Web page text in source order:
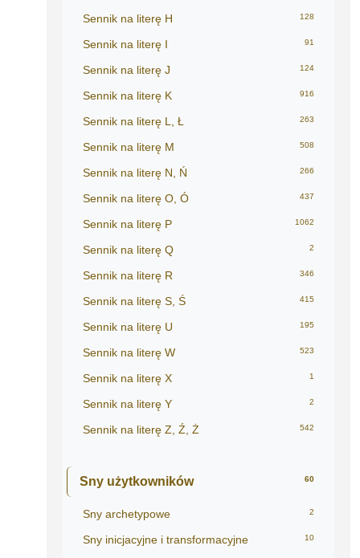
Sennik na literę H 128
Sennik na literę I 91
Sennik na literę J 124
Sennik na literę K 916
Sennik na literę L, Ł 263
Sennik na literę M 508
Sennik na literę N, Ń 266
Sennik na literę O, Ó 437
Sennik na literę P 1062
Sennik na literę Q 2
Sennik na literę R 346
Sennik na literę S, Ś 415
Sennik na literę U 195
Sennik na literę W 523
Sennik na literę X 1
Sennik na literę Y 2
Sennik na literę Z, Ź, Ż 542
Sny użytkowników 60
Sny archetypowe 2
Sny inicjacyjne i transformacyjne 10